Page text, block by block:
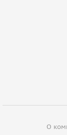
О